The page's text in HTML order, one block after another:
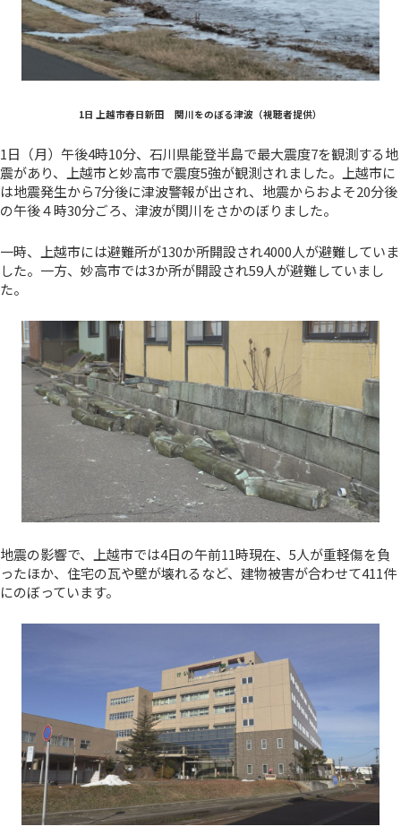
1日 上越市春日新田 関川をのぼる津波（視聴者提供）
1日（月）午後4時10分、石川県能登半島で最大震度7を観測する地
震があり、上越市と妙高市で震度5強が観測されました。上越市に
は地震発生から7分後に津波警報が出され、地震からおよそ20分後
の午後４時30分ごろ、津波が関川をさかのぼりました。
一時、上越市には避難所が130か所開設され4000人が避難していま
した。一方、妙高市では3か所が開設され59人が避難していまし
た。
地震の影響で、上越市では4日の午前11時現在、5人が重軽傷を負
ったほか、住宅の瓦や壁が壊れるなど、建物被害が合わせて411件
にのぼっています。